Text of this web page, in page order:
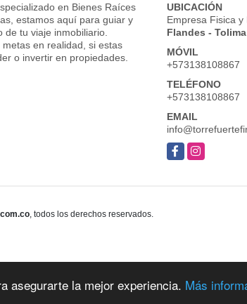
asegurarte la mejor experiencia. Más
en Bienes Raíces
estamos aquí para guiar y
tu viaje inmobiliario.
en realidad, si estas
o invertir en propiedades.
UBICACIÓN
Empresa Fisica
Flandes -
MÓVIL
+573138108867
TELÉFONO
+573138108867
EMAIL
FacebookInstagram
, todos los derechos reservados.